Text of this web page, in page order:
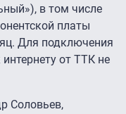
в том числе
платы
Для подключения
от ТТК не
Соловьев,